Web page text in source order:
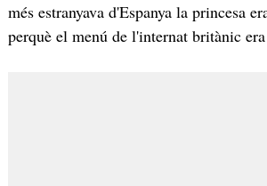
més estranyava d'Espanya la princesa
perquè el menú de l'internat britànic